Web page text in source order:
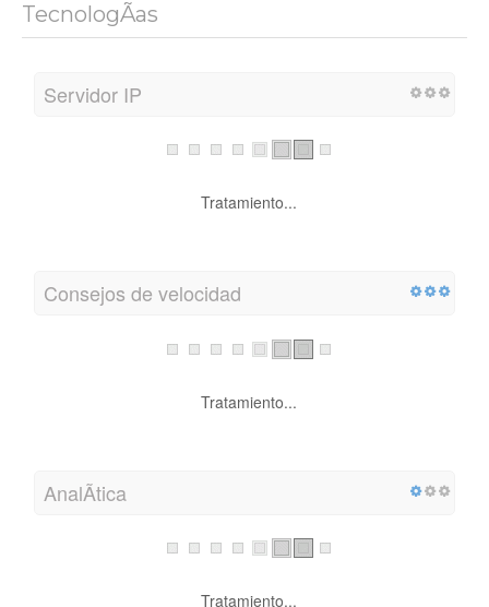
TecnologÃ­as
Servidor IP
Tratamiento...
Consejos de velocidad
Tratamiento...
AnalÃ­tica
Tratamiento...